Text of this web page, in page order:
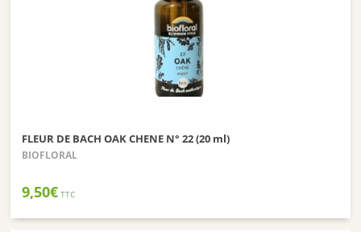
FLEUR DE BACH OAK CHENE N° 22 (20 ml)
BIOFLORAL
9,50€ TTC